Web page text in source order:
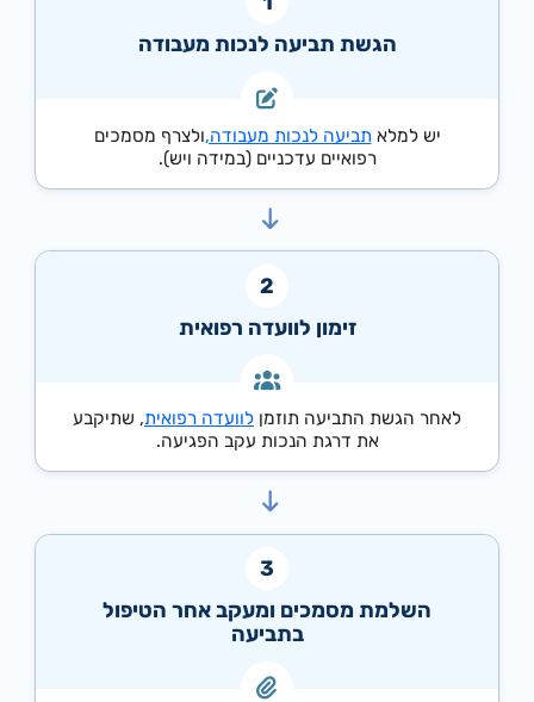
הגשת תביעה לנכות מעבודה
יש למלאתביעה לנכות מעבודה,ולצרף מסמכים
רפואיים עדכניים (במידה ויש).
זימון לוועדה רפואית
לאחר הגשת התביעה תוזמןלוועדה רפואית, שתיקבע
את דרגת הנכות עקב הפגיעה.
השלמת מסמכים ומעקב אחר הטיפול
בתביעה